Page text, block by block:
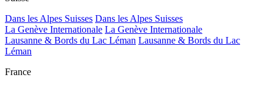
Dans les Alpes Suisses Dans les Alpes Suisses
La Genève Internationale La Genève Internationale
Lausanne & Bords du Lac Léman Lausanne & Bords du Lac
Léman
France